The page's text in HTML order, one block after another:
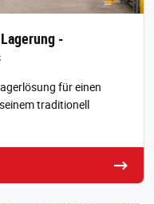
-
für einen
traditionell